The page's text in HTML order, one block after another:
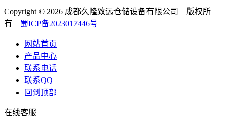
Copyright © 2026 成都久隆致远仓储设备有限公司 版权所
有 蜀ICP备2023017446号
网站首页
产品中心
联系电话
联系QQ
回到顶部
在线客服